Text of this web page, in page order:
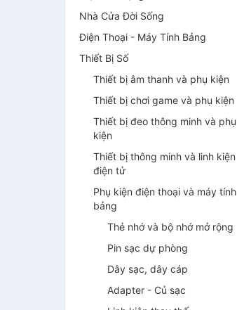
Nhà Cửa Đời Sống
Điện Thoại - Máy Tính Bảng
Thiết Bị Số
Thiết bị âm thanh và phụ kiện
Thiết bị chơi game và phụ kiện
Thiết bị đeo thông minh và phụ
kiện
Thiết bị thông minh và linh kiện
điện tử
Phụ kiện điện thoại và máy tính
bảng
Thẻ nhớ và bộ nhớ mở rộng
Pin sạc dự phòng
Dây sạc, dây cáp
Adapter - Củ sạc